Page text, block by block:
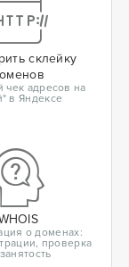
склейку
чек адресов на
в Яндексе
о доменах:
проверка